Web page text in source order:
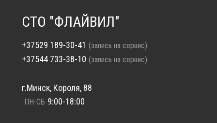
СТО "ФЛАЙВИЛ"
+37529 189-30-41 (запись на сервис)
+37544 733-38-10 (запись на сервис)
г.Минск, Короля, 88
ПН-СБ 9:00-18:00